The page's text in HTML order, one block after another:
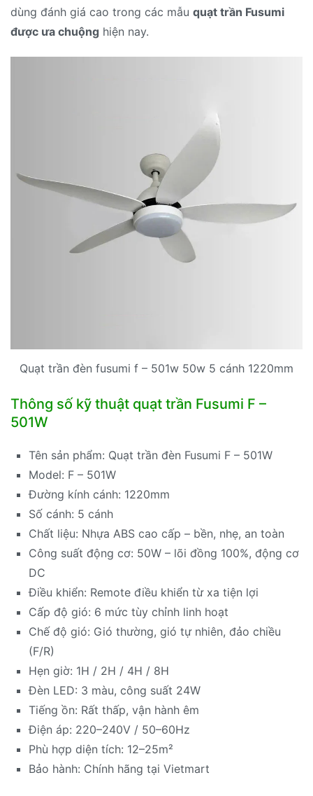
dùng đánh giá cao trong các mẫu quạt trần Fusumi
được ưa chuộng hiện nay.
Quạt trần đèn fusumi f – 501w 50w 5 cánh 1220mm
Thông số kỹ thuật quạt trần Fusumi F –
501W
Tên sản phẩm: Quạt trần đèn Fusumi F – 501W
Model: F – 501W
Đường kính cánh: 1220mm
Số cánh: 5 cánh
Chất liệu: Nhựa ABS cao cấp – bền, nhẹ, an toàn
Công suất động cơ: 50W – lõi đồng 100%, động cơ
DC
Điều khiển: Remote điều khiển từ xa tiện lợi
Cấp độ gió: 6 mức tùy chỉnh linh hoạt
Chế độ gió: Gió thường, gió tự nhiên, đảo chiều
(F/R)
Hẹn giờ: 1H / 2H / 4H / 8H
Đèn LED: 3 màu, công suất 24W
Tiếng ồn: Rất thấp, vận hành êm
Điện áp: 220–240V / 50–60Hz
Phù hợp diện tích: 12–25m²
Bảo hành: Chính hãng tại Vietmart